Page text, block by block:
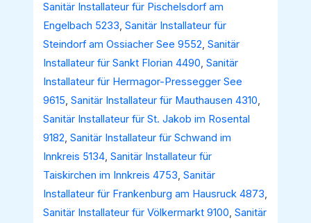
Sanitär Installateur für Pischelsdorf am
Engelbach 5233,Sanitär Installateur für
Steindorf am Ossiacher See 9552,Sanitär
Installateur für Sankt Florian 4490,Sanitär
Installateur für Hermagor-Pressegger See
9615,Sanitär Installateur für Mauthausen 4310,
Sanitär Installateur für St. Jakob im Rosental
9182,Sanitär Installateur für Schwand im
Innkreis 5134,Sanitär Installateur für
Taiskirchen im Innkreis 4753,Sanitär
Installateur für Frankenburg am Hausruck 4873,
Sanitär Installateur für Völkermarkt 9100,Sanitär